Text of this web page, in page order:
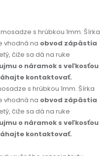
s hrúbkou 1mm. Šírka
vhodná na obvod zápästia
čiže sa dá na ruke
o náramok s veľkosťou
kontaktovať.
s hrúbkou 1mm. Šírka
vhodná na obvod zápästia
čiže sa dá na ruke
o náramok s veľkosťou
kontaktovať.